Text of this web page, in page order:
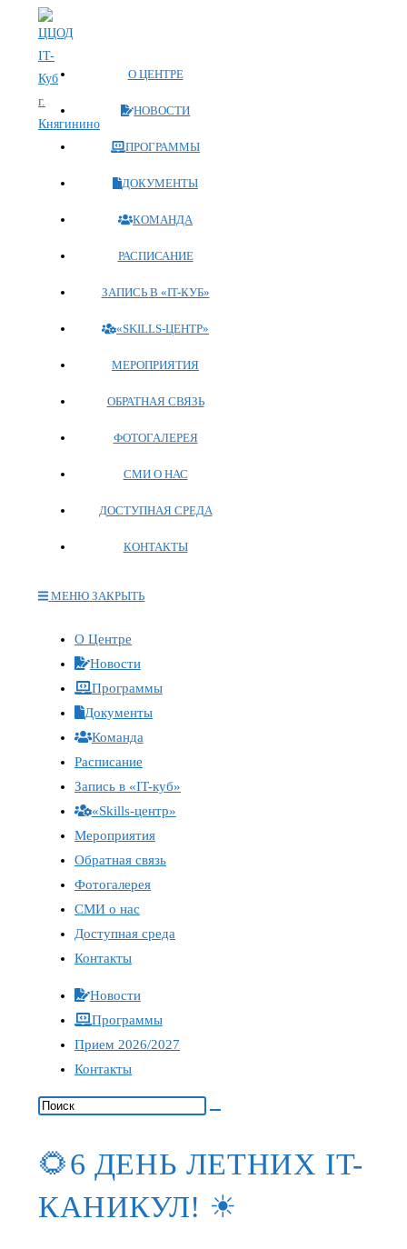
Перейти
к
содержимому
О ЦЕНТРЕ
НОВОСТИ
ПРОГРАММЫ
ДОКУМЕНТЫ
КОМАНДА
РАСПИСАНИЕ
ЗАПИСЬ В «IT-КУБ»
«SKILLS-ЦЕНТР»
МЕРОПРИЯТИЯ
ОБРАТНАЯ СВЯЗЬ
ФОТОГАЛЕРЕЯ
СМИ О НАС
ДОСТУПНАЯ СРЕДА
КОНТАКТЫ
МЕНЮ ЗАКРЫТЬ
кнопку,
чтобы
развернуть
свернуть
меню
О Центре
Новости
Программы
Документы
Команда
Расписание
Запись в «IT-куб»
«Skills-центр»
Мероприятия
Обратная связь
Фотогалерея
СМИ о нас
Доступная среда
Контакты
Новости
Программы
Прием 2026/2027
Контакты
🌻6 ДЕНЬ ЛЕТНИХ IT-
КАНИКУЛ! ☀